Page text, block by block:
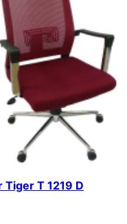
T 1219 D